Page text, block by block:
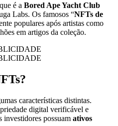
é a Bored Ape Yacht Club
Labs. Os famosos “NFTs de
populares após artistas como
em artigos da coleção.
características distintas.
digital verificável e
possuam ativos